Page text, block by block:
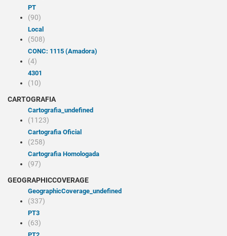
PT
(90)
Local
(508)
CONC: 1115 (Amadora)
(4)
4301
(10)
CARTOGRAFIA
cartografia_undefined
(1123)
Cartografia Oficial
(258)
Cartografia Homologada
(97)
GEOGRAPHICCOVERAGE
geographicCoverage_undefined
(337)
PT3
(63)